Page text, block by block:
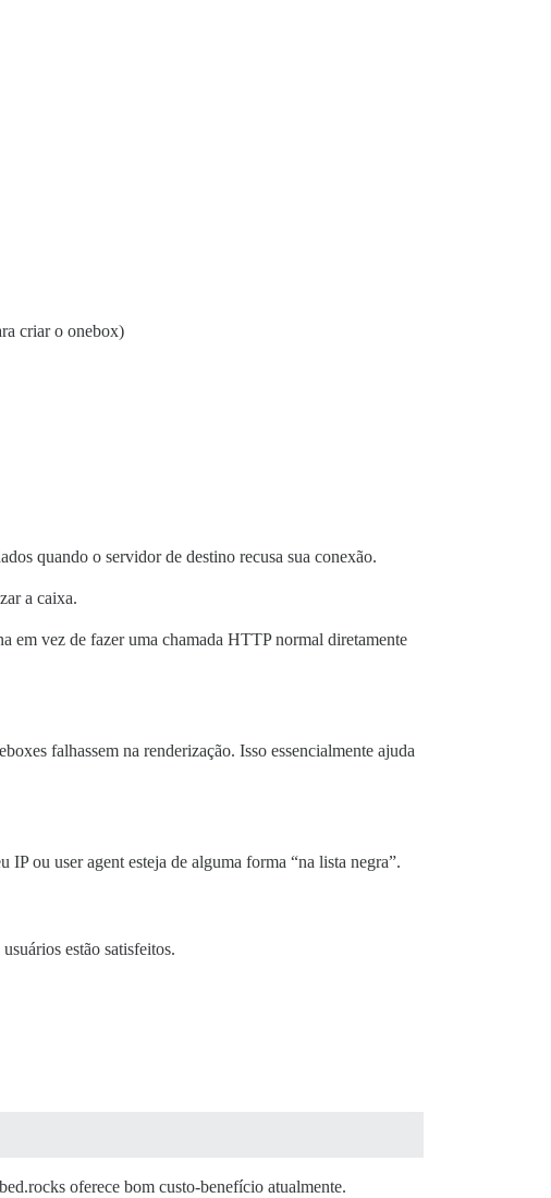
criar o onebox)
quando o servidor de destino recusa sua conexão.
a caixa.
em vez de fazer uma chamada HTTP normal diretamente
falhassem na renderização. Isso essencialmente ajuda
ou user agent esteja de alguma forma “na lista negra”.
estão satisfeitos.
oferece bom custo-benefício atualmente.